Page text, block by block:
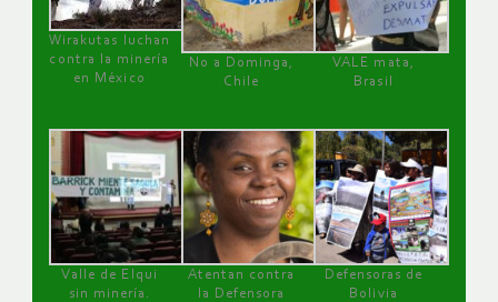
Wirakutas luchan
contra la minería
en México
No a Dominga,
Chile
VALE mata,
Brasil
Valle de Elqui
sin minería.
Atentan contra
la Defensora
Defensoras de
Bolivia